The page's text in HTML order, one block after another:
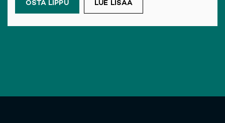
OSTA LIPPU(OPENS IN A NEW TAB)
LUE LISÄÄ